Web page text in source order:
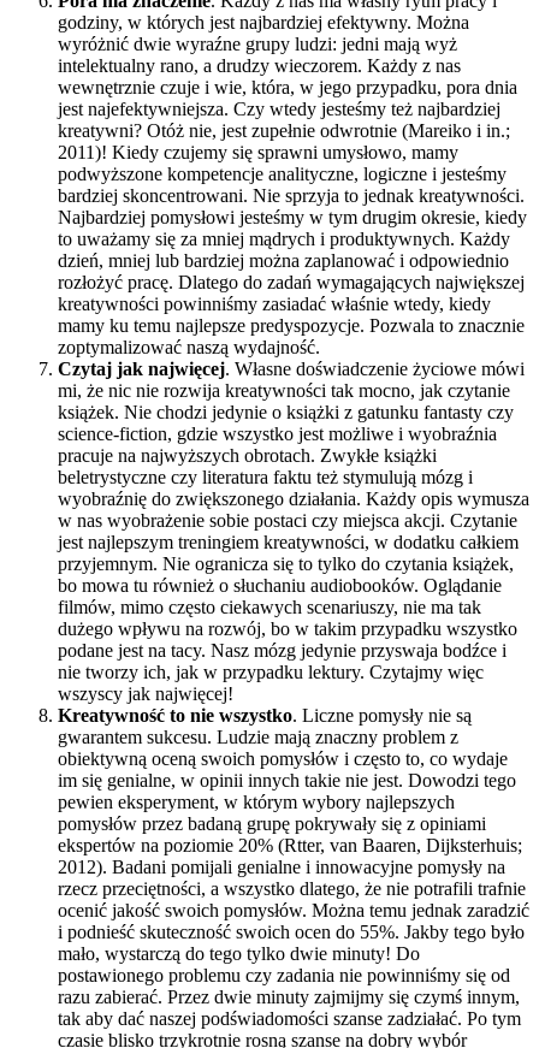
godziny, w których jest najbardziej efektywny. Można
wyróżnić dwie wyraźne grupy ludzi: jedni mają wyż
intelektualny rano, a drudzy wieczorem. Każdy z nas
wewnętrznie czuje i wie, która, w jego przypadku, pora dnia
jest najefektywniejsza. Czy wtedy jesteśmy też najbardziej
kreatywni? Otóż nie, jest zupełnie odwrotnie (Mareiko i in.;
2011)! Kiedy czujemy się sprawni umysłowo, mamy
podwyższone kompetencje analityczne, logiczne i jesteśmy
bardziej skoncentrowani. Nie sprzyja to jednak kreatywności.
Najbardziej pomysłowi jesteśmy w tym drugim okresie, kiedy
to uważamy się za mniej mądrych i produktywnych. Każdy
dzień, mniej lub bardziej można zaplanować i odpowiednio
rozłożyć pracę. Dlatego do zadań wymagających największej
kreatywności powinniśmy zasiadać właśnie wtedy, kiedy
mamy ku temu najlepsze predyspozycje. Pozwala to znacznie
zoptymalizować naszą wydajność.
Czytaj jak najwięcej. Własne doświadczenie życiowe mówi
mi, że nic nie rozwija kreatywności tak mocno, jak czytanie
książek. Nie chodzi jedynie o książki z gatunku fantasty czy
science-fiction, gdzie wszystko jest możliwe i wyobraźnia
pracuje na najwyższych obrotach. Zwykłe książki
beletrystyczne czy literatura faktu też stymulują mózg i
wyobraźnię do zwiększonego działania. Każdy opis wymusza
w nas wyobrażenie sobie postaci czy miejsca akcji. Czytanie
jest najlepszym treningiem kreatywności, w dodatku całkiem
przyjemnym. Nie ogranicza się to tylko do czytania książek,
bo mowa tu również o słuchaniu audiobooków. Oglądanie
filmów, mimo często ciekawych scenariuszy, nie ma tak
dużego wpływu na rozwój, bo w takim przypadku wszystko
podane jest na tacy. Nasz mózg jedynie przyswaja bodźce i
nie tworzy ich, jak w przypadku lektury. Czytajmy więc
wszyscy jak najwięcej!
Kreatywność to nie wszystko. Liczne pomysły nie są
gwarantem sukcesu. Ludzie mają znaczny problem z
obiektywną oceną swoich pomysłów i często to, co wydaje
im się genialne, w opinii innych takie nie jest. Dowodzi tego
pewien eksperyment, w którym wybory najlepszych
pomysłów przez badaną grupę pokrywały się z opiniami
ekspertów na poziomie 20% (Rtter, van Baaren, Dijksterhuis;
2012). Badani pomijali genialne i innowacyjne pomysły na
rzecz przeciętności, a wszystko dlatego, że nie potrafili trafnie
ocenić jakość swoich pomysłów. Można temu jednak zaradzić
i podnieść skuteczność swoich ocen do 55%. Jakby tego było
mało, wystarczą do tego tylko dwie minuty! Do
postawionego problemu czy zadania nie powinniśmy się od
razu zabierać. Przez dwie minuty zajmijmy się czymś innym,
tak aby dać naszej podświadomości szanse zadziałać. Po tym
czasie blisko trzykrotnie rosną szanse na dobry wybór